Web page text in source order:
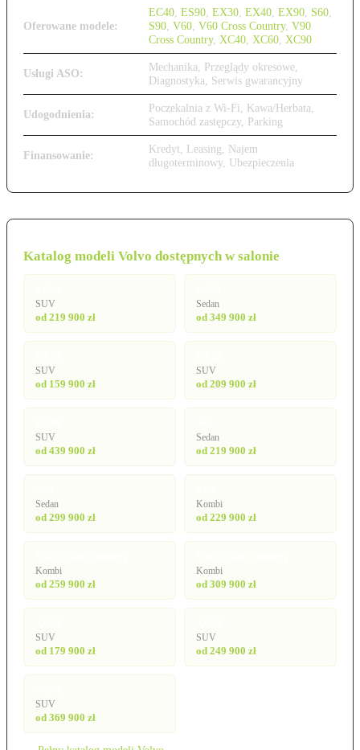
Oferowane modele:
EC40 ES90 EX30 EX40 EX90 S60
S90 V60 V60 Cross Country, V90
Cross Country, XC40 XC60 XC90
Usługi ASO:
Mechanika, Przeglądy okresowe,
Diagnostyka, Serwis gwarancyjny
Udogodnienia:
Poczekalnia z Wi-Fi, Kawa/Herbata,
Samochód zastępczy, Parking
Finansowanie:
Kredyt, Leasing, Najem
długoterminowy, Ubezpieczenia
Katalog modeli Volvo dostępnych w salonie
SUV
od 219 900 zł
Sedan
od 349 900 zł
SUV
od 159 900 zł
SUV
od 209 900 zł
SUV
od 439 900 zł
Sedan
od 219 900 zł
Sedan
od 299 900 zł
Kombi
od 229 900 zł
Kombi
od 259 900 zł
Kombi
od 309 900 zł
SUV
od 179 900 zł
SUV
od 249 900 zł
SUV
od 369 900 zł